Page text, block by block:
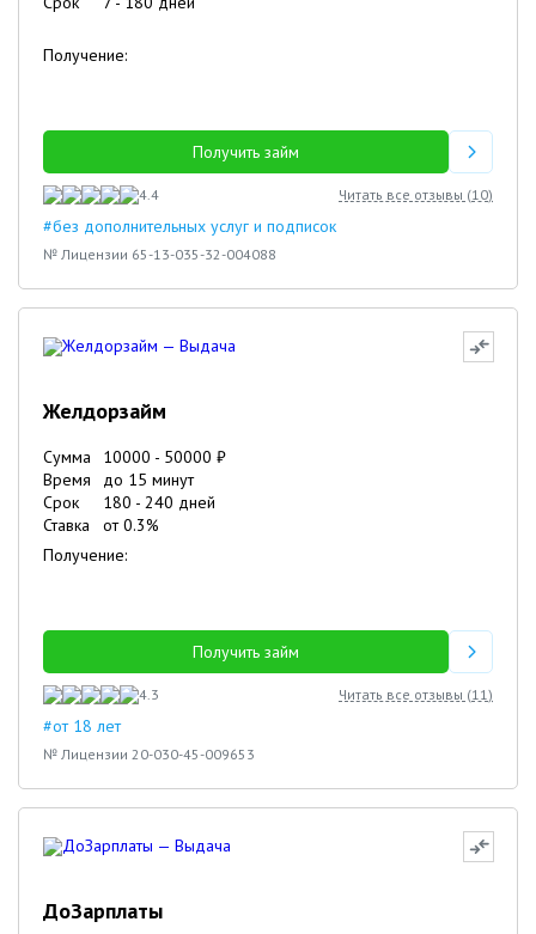
Получение:
Получить займ
4.4 Читать все отзывы (10)
#без дополнительных услуг и подписок
№ Лицензии 65-13-035-32-004088
Желдорзайм
Сумма 10000 - 50000 ₽
Время
до 15 минут
Срок
180 - 240 дней
Ставка
от0.3%
Получение:
Получить займ
4.3 Читать все отзывы (11)
#от 18 лет
№ Лицензии 20-030-45-009653
ДоЗарплаты